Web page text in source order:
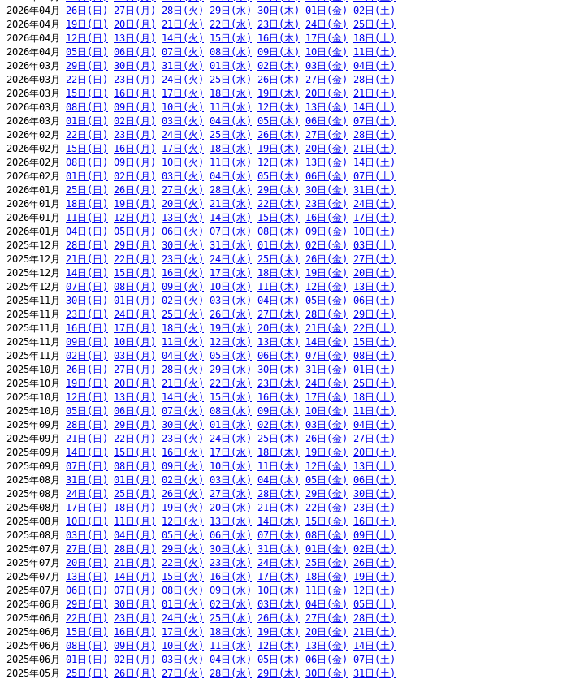
2026年04月 26日(日) 27日(月) 28日(火) 29日(水) 30日(木) 01日(金)
02日(土)
2026年04月 19日(日) 20日(月) 21日(火) 22日(水) 23日(木) 24日(金)
25日(土)
2026年04月 12日(日) 13日(月) 14日(火) 15日(水) 16日(木) 17日(金)
18日(土)
2026年04月 05日(日) 06日(月) 07日(火) 08日(水) 09日(木) 10日(金)
11日(土)
2026年03月 29日(日) 30日(月) 31日(火) 01日(水) 02日(木) 03日(金)
04日(土)
2026年03月 22日(日) 23日(月) 24日(火) 25日(水) 26日(木) 27日(金)
28日(土)
2026年03月 15日(日) 16日(月) 17日(火) 18日(水) 19日(木) 20日(金)
21日(土)
2026年03月 08日(日) 09日(月) 10日(火) 11日(水) 12日(木) 13日(金)
14日(土)
2026年03月 01日(日) 02日(月) 03日(火) 04日(水) 05日(木) 06日(金)
07日(土)
2026年02月 22日(日) 23日(月) 24日(火) 25日(水) 26日(木) 27日(金)
28日(土)
2026年02月 15日(日) 16日(月) 17日(火) 18日(水) 19日(木) 20日(金)
21日(土)
2026年02月 08日(日) 09日(月) 10日(火) 11日(水) 12日(木) 13日(金)
14日(土)
2026年02月 01日(日) 02日(月) 03日(火) 04日(水) 05日(木) 06日(金)
07日(土)
2026年01月 25日(日) 26日(月) 27日(火) 28日(水) 29日(木) 30日(金)
31日(土)
2026年01月 18日(日) 19日(月) 20日(火) 21日(水) 22日(木) 23日(金)
24日(土)
2026年01月 11日(日) 12日(月) 13日(火) 14日(水) 15日(木) 16日(金)
17日(土)
2026年01月 04日(日) 05日(月) 06日(火) 07日(水) 08日(木) 09日(金)
10日(土)
2025年12月 28日(日) 29日(月) 30日(火) 31日(水) 01日(木) 02日(金)
03日(土)
2025年12月 21日(日) 22日(月) 23日(火) 24日(水) 25日(木) 26日(金)
27日(土)
2025年12月 14日(日) 15日(月) 16日(火) 17日(水) 18日(木) 19日(金)
20日(土)
2025年12月 07日(日) 08日(月) 09日(火) 10日(水) 11日(木) 12日(金)
13日(土)
2025年11月 30日(日) 01日(月) 02日(火) 03日(水) 04日(木) 05日(金)
06日(土)
2025年11月 23日(日) 24日(月) 25日(火) 26日(水) 27日(木) 28日(金)
29日(土)
2025年11月 16日(日) 17日(月) 18日(火) 19日(水) 20日(木) 21日(金)
22日(土)
2025年11月 09日(日) 10日(月) 11日(火) 12日(水) 13日(木) 14日(金)
15日(土)
2025年11月 02日(日) 03日(月) 04日(火) 05日(水) 06日(木) 07日(金)
08日(土)
2025年10月 26日(日) 27日(月) 28日(火) 29日(水) 30日(木) 31日(金)
01日(土)
2025年10月 19日(日) 20日(月) 21日(火) 22日(水) 23日(木) 24日(金)
25日(土)
2025年10月 12日(日) 13日(月) 14日(火) 15日(水) 16日(木) 17日(金)
18日(土)
2025年10月 05日(日) 06日(月) 07日(火) 08日(水) 09日(木) 10日(金)
11日(土)
2025年09月 28日(日) 29日(月) 30日(火) 01日(水) 02日(木) 03日(金)
04日(土)
2025年09月 21日(日) 22日(月) 23日(火) 24日(水) 25日(木) 26日(金)
27日(土)
2025年09月 14日(日) 15日(月) 16日(火) 17日(水) 18日(木) 19日(金)
20日(土)
2025年09月 07日(日) 08日(月) 09日(火) 10日(水) 11日(木) 12日(金)
13日(土)
2025年08月 31日(日) 01日(月) 02日(火) 03日(水) 04日(木) 05日(金)
06日(土)
2025年08月 24日(日) 25日(月) 26日(火) 27日(水) 28日(木) 29日(金)
30日(土)
2025年08月 17日(日) 18日(月) 19日(火) 20日(水) 21日(木) 22日(金)
23日(土)
2025年08月 10日(日) 11日(月) 12日(火) 13日(水) 14日(木) 15日(金)
16日(土)
2025年08月 03日(日) 04日(月) 05日(火) 06日(水) 07日(木) 08日(金)
09日(土)
2025年07月 27日(日) 28日(月) 29日(火) 30日(水) 31日(木) 01日(金)
02日(土)
2025年07月 20日(日) 21日(月) 22日(火) 23日(水) 24日(木) 25日(金)
26日(土)
2025年07月 13日(日) 14日(月) 15日(火) 16日(水) 17日(木) 18日(金)
19日(土)
2025年07月 06日(日) 07日(月) 08日(火) 09日(水) 10日(木) 11日(金)
12日(土)
2025年06月 29日(日) 30日(月) 01日(火) 02日(水) 03日(木) 04日(金)
05日(土)
2025年06月 22日(日) 23日(月) 24日(火) 25日(水) 26日(木) 27日(金)
28日(土)
2025年06月 15日(日) 16日(月) 17日(火) 18日(水) 19日(木) 20日(金)
21日(土)
2025年06月 08日(日) 09日(月) 10日(火) 11日(水) 12日(木) 13日(金)
14日(土)
2025年06月 01日(日) 02日(月) 03日(火) 04日(水) 05日(木) 06日(金)
07日(土)
2025年05月 25日(日) 26日(月) 27日(火) 28日(水) 29日(木) 30日(金)
31日(土)